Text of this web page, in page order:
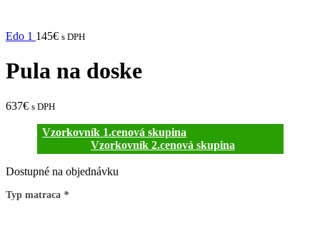
Edo 1 145€ s DPH
Pula na doske
637€ s DPH
Vzorkovník 1.cenová skupina
Vzorkovník 2.cenová skupina
Dostupné na objednávku
Typ matraca *